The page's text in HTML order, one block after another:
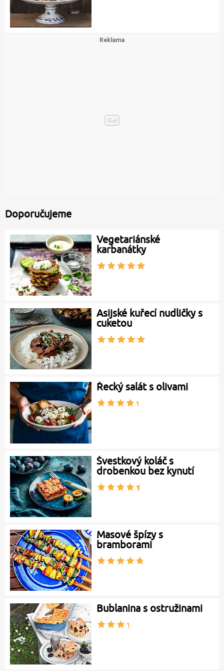
Doporučujeme
Vegetariánské
karbanátky
Asijské kuřecí nudličky s
cuketou
Řecký salát s olivami
Švestkový koláč s
drobenkou bez kynutí
Masové špízy s
bramborami
Bublanina s ostružinami